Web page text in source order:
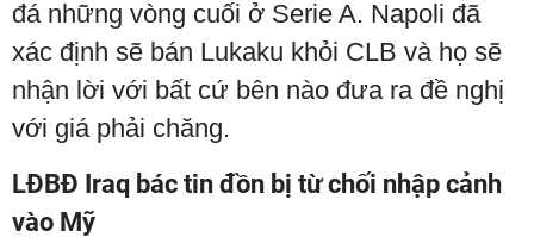
đá những vòng cuối ở Serie A. Napoli đã
xác định sẽ bán Lukaku khỏi CLB và họ sẽ
nhận lời với bất cứ bên nào đưa ra đề nghị
với giá phải chăng.
LĐBĐ Iraq bác tin đồn bị từ chối nhập cảnh
vào Mỹ